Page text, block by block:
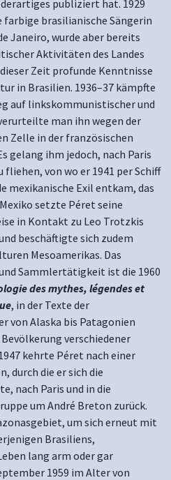
publiziert hat. 1929
brasilianische Sängerin
Janeiro, wurde aber bereits
Aktivitäten des Landes
Zeit profunde Kenntnisse
in Brasilien. 1936–37 kämpfte
auf linkskommunistischer und
man ihn wegen der
Zelle in der französischen
gelang ihm jedoch, nach Paris
von wo er 1941 per Schiff
mexikanische Exil entkam, das
setzte Péret seine
in Kontakt zu Leo Trotzkis
beschäftigte sich zudem
Mesoamerikas. Das
Sammlertätigkeit ist die 1960
des mythes, légendes et
, in der Texte der
von Alaska bis Patagonien
verschiedener
kehrte Péret nach einer
durch die er sich die
nach Paris und in die
um André Breton zurück.
um sich erneut mit
Brasiliens,
lang arm oder gar
1959 im Alter von